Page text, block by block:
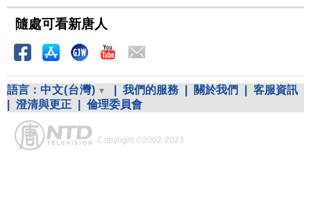
隨處可看新唐人
語言： 中文(台灣) 我們的服務 關於我們
客服資訊
澄清與更正 倫理委員會
Copyright ©2002-2023